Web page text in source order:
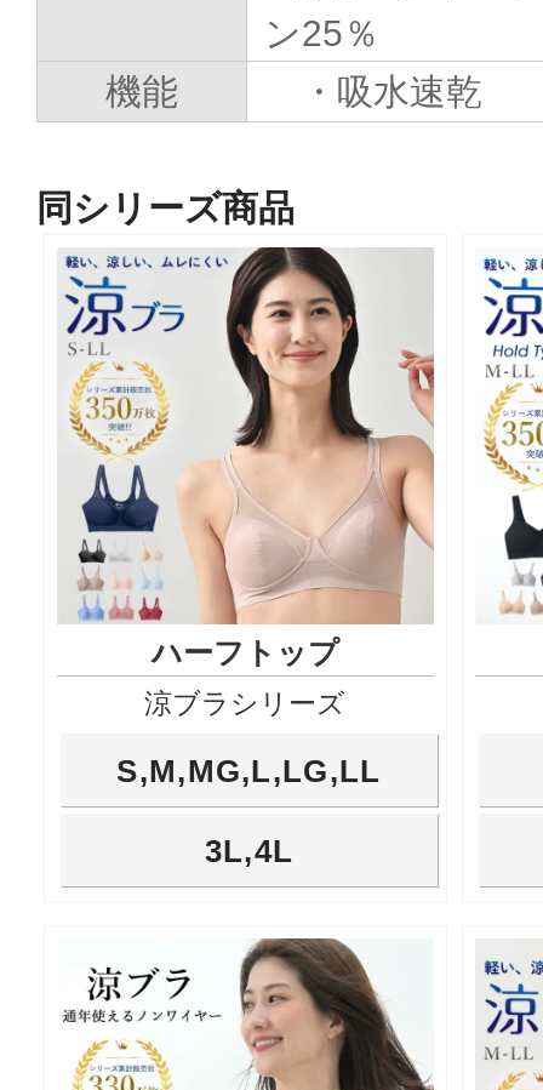
ン25％
機能
・吸水速乾
同シリーズ商品
ハーフトップ
涼ブラシリーズ
S,M,MG,L,LG,LL
3L,4L